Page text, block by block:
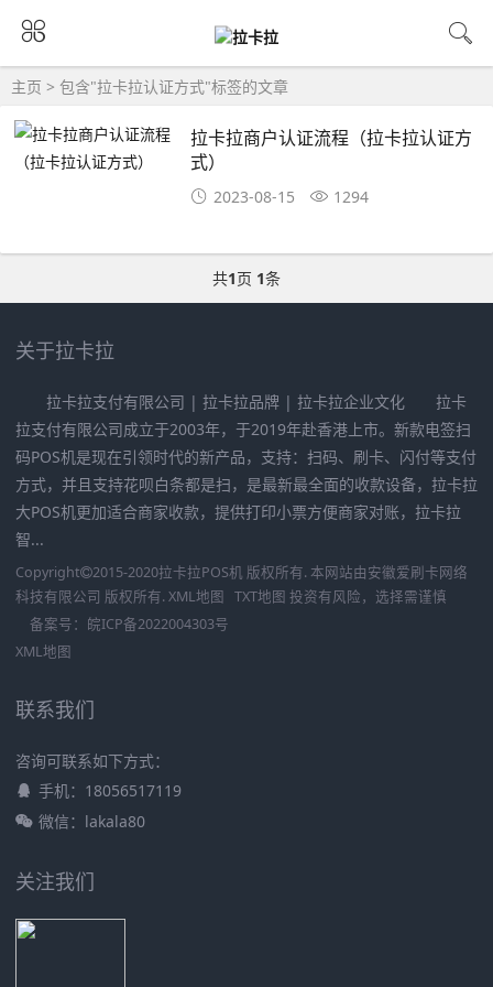
主页 > 包含"拉卡拉认证方式"标签的文章
拉卡拉商户认证流程（拉卡拉认证方
式）
2023-08-15 1294
共1页 1条
关于拉卡拉
拉卡拉支付有限公司 | 拉卡拉品牌 | 拉卡拉企业文化 拉卡
拉支付有限公司成立于2003年，于2019年赴香港上市。新款电签扫
码POS机是现在引领时代的新产品，支持：扫码、刷卡、闪付等支付
方式，并且支持花呗白条都是扫，是最新最全面的收款设备，拉卡拉
大POS机更加适合商家收款，提供打印小票方便商家对账，拉卡拉
智...
Copyright 2015-2020拉卡拉POS机 版权所有. 本网站由安徽爱刷卡网络
科技有限公司 版权所有. XML地图 TXT地图 投资有风险，选择需谨慎
备案号： 皖ICP备2022004303号
XML地图
联系我们
咨询可联系如下方式：
手机：18056517119
微信：lakala80
关注我们